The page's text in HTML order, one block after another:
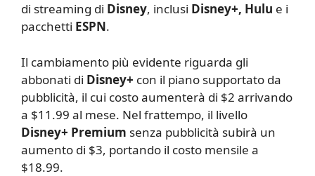
di streaming di Disney, inclusi Disney+, Hulu e i
pacchetti ESPN.
Il cambiamento più evidente riguarda gli
abbonati di Disney+ con il piano supportato da
pubblicità, il cui costo aumenterà di $2 arrivando
a $11.99 al mese. Nel frattempo, il livello
Disney+ Premium senza pubblicità subirà un
aumento di $3, portando il costo mensile a
$18.99.